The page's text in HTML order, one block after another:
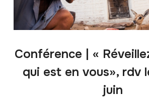
Conférence | «
qui est en vous», rdv
juin